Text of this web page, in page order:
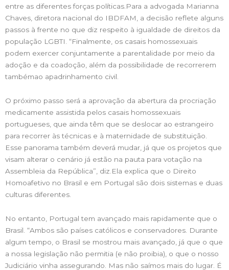
entre as diferentes forças políticas.Para a advogada Marianna
Chaves, diretora nacional do IBDFAM, a decisão reflete alguns
passos à frente no que diz respeito à igualdade de direitos da
população LGBTI. “Finalmente, os casais homossexuais
podem exercer conjuntamente a parentalidade por meio da
adoção e da coadoção, além da possibilidade de recorrerem
tambémao apadrinhamento civil.
O próximo passo será a aprovação da abertura da procriação
medicamente assistida pelos casais homossexuais
portugueses, que ainda têm que se deslocar ao estrangeiro
para recorrer às técnicas e à maternidade de substituição.
Esse panorama também deverá mudar, já que os projetos que
visam alterar o cenário já estão na pauta para votação na
Assembleia da República”, diz.Ela explica que o Direito
Homoafetivo no Brasil e em Portugal são dois sistemas e duas
culturas diferentes.
No entanto, Portugal tem avançado mais rapidamente que o
Brasil. “Ambos são países católicos e conservadores. Durante
algum tempo, o Brasil se mostrou mais avançado, já que o que
a nossa legislação não permitia (e não proibia), o que o nosso
Judiciário vinha assegurando. Mas não saímos mais do lugar. É